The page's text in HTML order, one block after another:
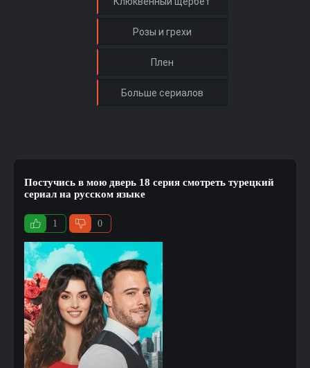
Постучись в мою дверь 18 серия смотреть турецкий
сериал на русском языке
1 0